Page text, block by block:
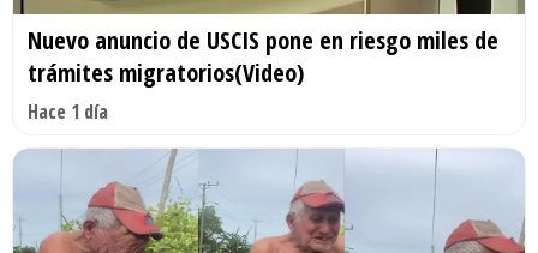
Nuevo anuncio de USCIS pone en riesgo miles de
trámites migratorios(Video)
Hace 1 día